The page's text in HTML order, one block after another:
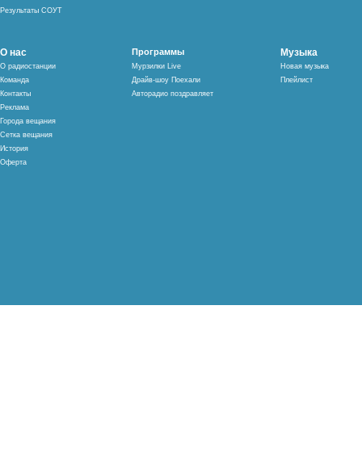
Результаты СОУТ
О нас
О радиостанции
Команда
Контакты
Реклама
Города вещания
Сетка вещания
История
Оферта
Программы
Мурзилки Live
Драйв-шоу Поехали
Авторадио поздравляет
Музыка
Новая музыка
Плейлист